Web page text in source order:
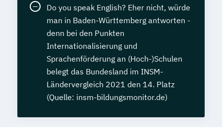
Do you speak English? Eher nicht, würde
man in Baden-Württemberg antworten -
denn bei den Punkten
Internationalisierung und
Sprachenförderung an (Hoch-)Schulen
belegt das Bundesland im INSM-
Ländervergleich 2021 den 14. Platz
(Quelle: insm-bildungsmonitor.de)